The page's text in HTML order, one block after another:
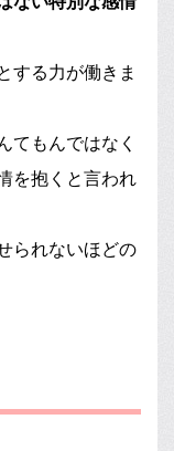
する力が働きま
てもんではなく
を抱くと言われ
られないほどの